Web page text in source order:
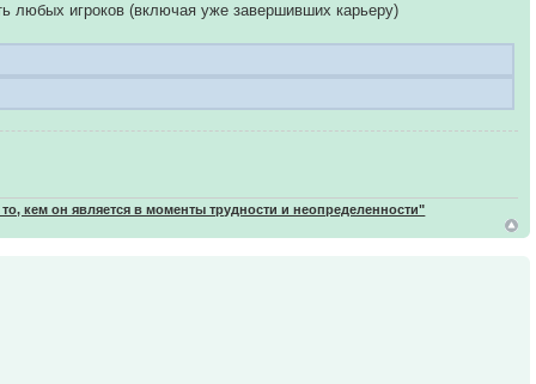
любых игроков (включая уже завершивших карьеру)
кем он является в моменты трудности и неопределенности"